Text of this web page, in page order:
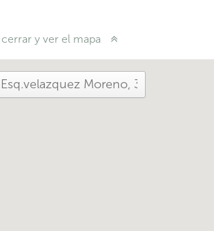
cerrar y ver el mapa